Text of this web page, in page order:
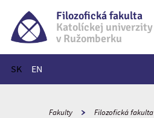
Filozofická fakulta
Katolíckej univerzity
v Ružomberku
SK EN
Hlavné menu
Fakulty Filozofická fakulta